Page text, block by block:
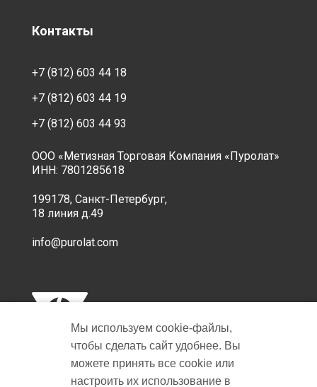
Контакты
+7 (812) 603 44 18
+7 (812) 603 44 19
+7 (812) 603 44 93
ООО «Метизная Торговая Компания «Пуролат»
ИНН: 7801285618
199178, Санкт-Петербург,
18 линия д.49
info@purolat.com
Мы используем cookie‑файлы,
чтобы сделать сайт удобнее. Вы
можете принять все cookie или
настроить их использование в